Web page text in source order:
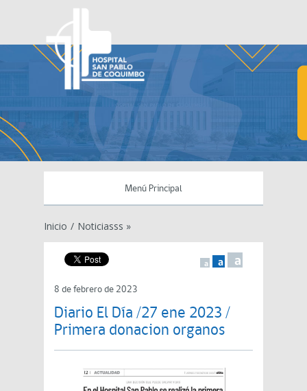
Menú Principal
Inicio / Noticiasss »
a a a
8 de febrero de 2023
Diario El Día /27 ene 2023 /
Primera donacion organos